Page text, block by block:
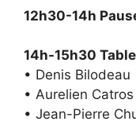
12h30-14h
14h-15h30 Table
• Denis Bilodeau
• Aurelien Catros
• Jean-Pierre